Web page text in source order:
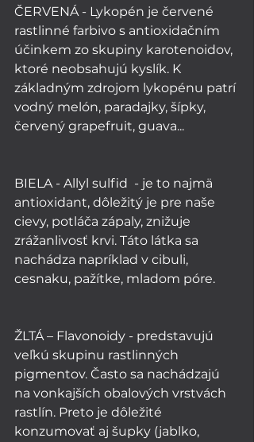
ČERVENÁ - Lykopén je červené
rastlinné farbivo s antioxidačním
účinkem zo skupiny karotenoidov,
ktoré neobsahujú kyslík. K
základným zdrojom lykopénu patrí
vodný melón, paradajky, šípky,
červený grapefruit, guava...
BIELA - Allyl sulfid  - je to najmä
antioxidant, dôležitý je pre naše
cievy, potláča zápaly, znižuje
zrážanlivosť krvi. Táto látka sa
nachádza napríklad v cibuli,
cesnaku, pažítke, mladom póre.
ŽLTÁ – Flavonoidy - predstavujú
veľkú skupinu rastlinných
pigmentov. Často sa nachádzajú
na vonkajších obalových vrstvách
rastlín. Preto je dôležité
konzumovať aj šupky (jablko,